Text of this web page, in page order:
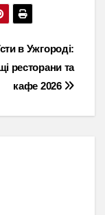
в Ужгороді:
ресторани та
кафе 2026